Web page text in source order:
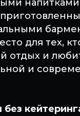
для тех,
отдых и
и